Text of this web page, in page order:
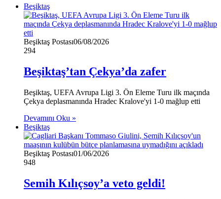
Beşiktaş
Beşiktaş Postası06/08/2026
294
Beşiktaş’tan Çekya’da zafer
Beşiktaş, UEFA Avrupa Ligi 3. Ön Eleme Turu ilk maçında
Çekya deplasmanında Hradec Kralove'yi 1-0 mağlup etti
Devamını Oku »
Beşiktaş
Beşiktaş Postası01/06/2026
948
Semih Kılıçsoy’a veto geldi!